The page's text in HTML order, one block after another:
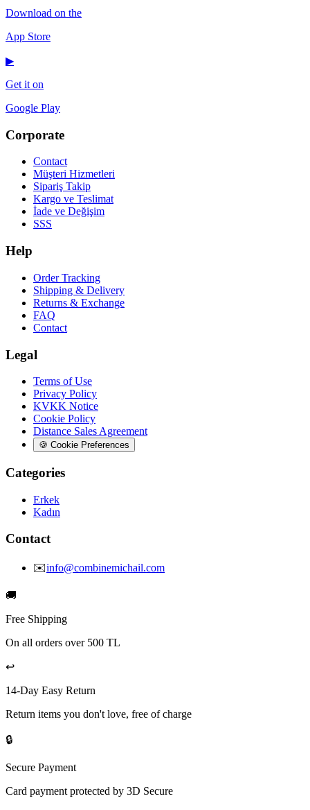
Download on the
App Store
▶
Get it on
Google Play
Corporate
Contact
Müşteri Hizmetleri
Sipariş Takip
Kargo ve Teslimat
İade ve Değişim
SSS
Help
Order Tracking
Shipping & Delivery
Returns & Exchange
FAQ
Contact
Legal
Terms of Use
Privacy Policy
KVKK Notice
Cookie Policy
Distance Sales Agreement
🍪 Cookie Preferences
Categories
Erkek
Kadın
Contact
✉️info@combinemichail.com
🚚
Free Shipping
On all orders over 500 TL
↩️
14-Day Easy Return
Return items you don't love, free of charge
🔒
Secure Payment
Card payment protected by 3D Secure